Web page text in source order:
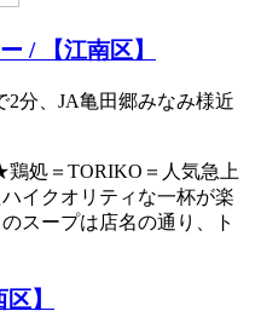
/ 【江南区】
分、JA亀田郷みなみ様近く
処＝TORIKO＝人気急上
イクオリティな一杯が楽
スープは店名の通り、ト
】